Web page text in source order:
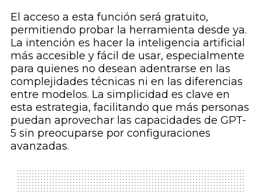
El acceso a esta función será gratuito,
permitiendo probar la herramienta desde ya.
La intención es hacer la inteligencia artificial
más accesible y fácil de usar, especialmente
para quienes no desean adentrarse en las
complejidades técnicas ni en las diferencias
entre modelos. La simplicidad es clave en
esta estrategia, facilitando que más personas
puedan aprovechar las capacidades de GPT-
5 sin preocuparse por configuraciones
avanzadas.